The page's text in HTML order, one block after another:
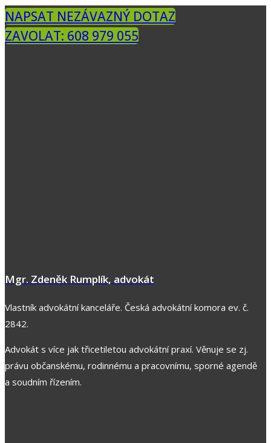
NAPSAT NEZÁVAZNÝ DOTAZ
ZAVOLAT: 608 979 055
Mgr. Zdeněk Rumplík, advokát
Vlastník advokátní kanceláře. Česká advokátní komora ev. č.
2842.
Advokát s více jak třicetiletou advokátní praxí. Věnuje se zj.
právu občanskému, rodinnému a pracovnímu, sporné agendě
a soudním řízením.